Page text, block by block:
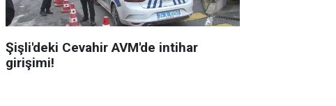
Şişli'deki Cevahir AVM'de intihar
girişimi!